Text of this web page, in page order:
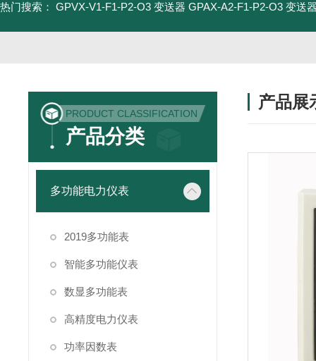
热门搜索： GPVX-V1-F1-P2-O3 变送器 GPAX-A2-F1-P2-O3 变送
PRODUCT CLASSIFICATION
产品分类
多功能电力仪表
2019多功能表
智能多功能仪表
数显多功能表
高精度电力仪表
功率因数表
产品展